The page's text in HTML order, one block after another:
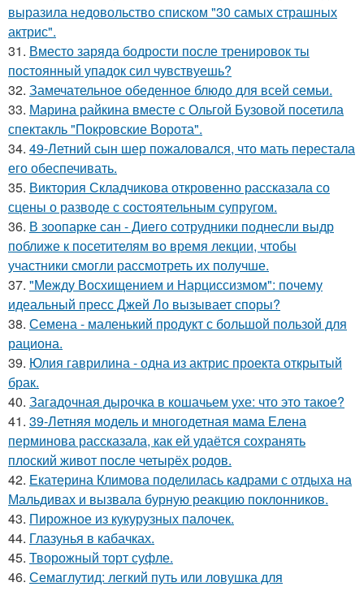
выразила недовольство списком "30 самых страшных
актрис".
31. Вместо заряда бодрости после тренировок ты
постоянный упадок сил чувствуешь?
32. Замечательное обеденное блюдо для всей семьи.
33. Марина райкина вместе с Ольгой Бузовой посетила
спектакль "Покровские Ворота".
34. 49-Летний сын шер пожаловался, что мать перестала
его обеспечивать.
35. Виктория Складчикова откровенно рассказала со
сцены о разводе с состоятельным супругом.
36. В зоопарке сан - Диего сотрудники поднесли выдр
поближе к посетителям во время лекции, чтобы
участники смогли рассмотреть их получше.
37. "Между Восхищением и Нарциссизмом": почему
идеальный пресс Джей Ло вызывает споры?
38. Семена - маленький продукт с большой пользой для
рациона.
39. Юлия гаврилина - одна из актрис проекта открытый
брак.
40. Загадочная дырочка в кошачьем ухе: что это такое?
41. 39-Летняя модель и многодетная мама Елена
перминова рассказала, как ей удаётся сохранять
плоский живот после четырёх родов.
42. Екатерина Климова поделилась кадрами с отдыха на
Мальдивах и вызвала бурную реакцию поклонников.
43. Пирожное из кукурузных палочек.
44. Глазунья в кабачках.
45. Творожный торт суфле.
46. Семаглутид: легкий путь или ловушка для